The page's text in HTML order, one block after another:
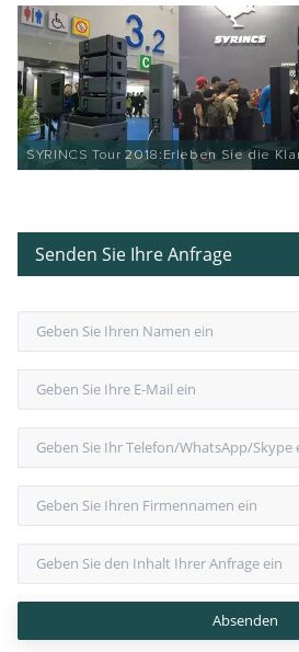
SYRINCS Tour 2018:Erleben Sie die
Linear Array Audiotechnik
Senden Sie Ihre Anfrage